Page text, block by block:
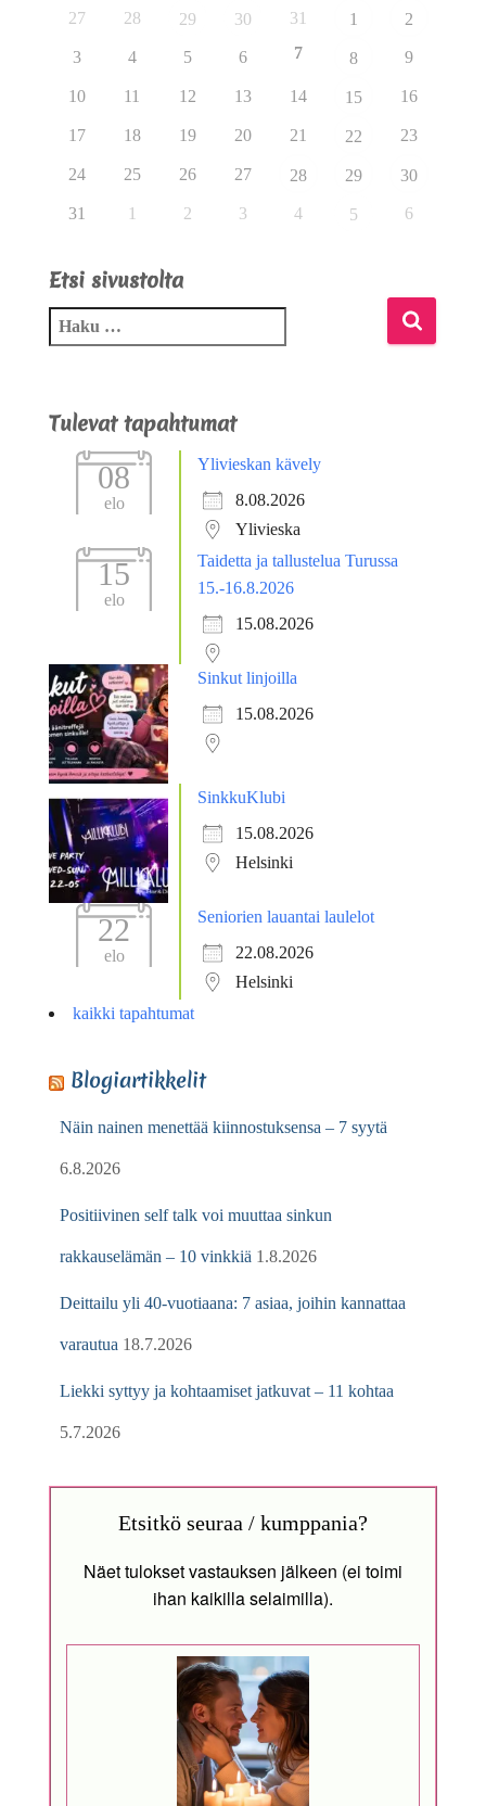
27 28 29 30 31 1 2
3 4 5 6 7 8 9
10 11 12 13 14 15 16
17 18 19 20 21 22 23
24 25 26 27 28 29 30
31 1 2 3 4 5 6
Etsi sivustolta
Tulevat tapahtumat
08
elo
Ylivieskan kävely
8.08.2026
Ylivieska
15
elo
Taidetta ja tallustelua Turussa
15.-16.8.2026
15.08.2026
Sinkut linjoilla
15.08.2026
SinkkuKlubi
15.08.2026
Helsinki
22
elo
Seniorien lauantai laulelot
22.08.2026
Helsinki
kaikki tapahtumat
Blogiartikkelit
Näin nainen menettää kiinnostuksensa – 7 syytä
6.8.2026
Positiivinen self talk voi muuttaa sinkun
rakkauselämän – 10 vinkkiä 1.8.2026
Deittailu yli 40-vuotiaana: 7 asiaa, joihin kannattaa
varautua 18.7.2026
Liekki syttyy ja kohtaamiset jatkuvat – 11 kohtaa
5.7.2026
Etsitkö seuraa / kumppania?
Näet tulokset vastauksen jälkeen (ei toimi
ihan kaikilla selaimilla).